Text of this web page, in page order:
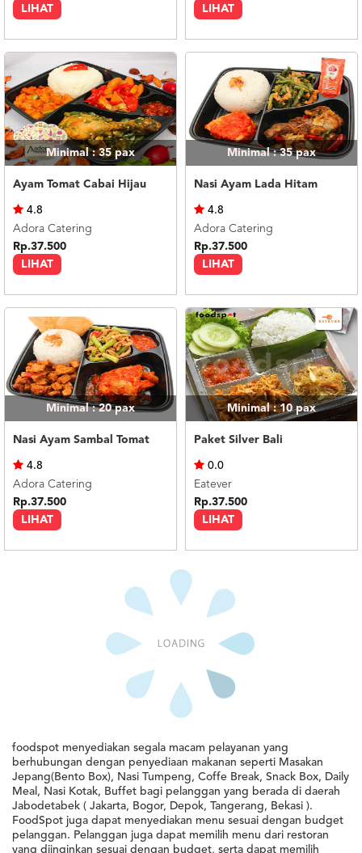
LIHAT LIHAT
Minimal : 35pax
Ayam Tomat Cabai Hijau
LIHAT
4.8
Adora Catering
Rp.37.500
Minimal : 35pax
Nasi Ayam Lada Hitam
LIHAT
4.8
Adora Catering
Rp.37.500
Minimal : 20pax
Nasi Ayam Sambal Tomat
LIHAT
4.8
Adora Catering
Rp.37.500
Minimal : 10pax
Paket Silver Bali
LIHAT
0.0
Eatever
Rp.37.500
LIHAT
Rp.37.500
Paket Silver Laos
LIHAT
Rp.37.500